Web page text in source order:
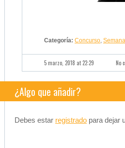
Categoría: Concurso,
5 marzo, 2018 at 22:29 No
¿Algo que añadir?
Debes estar registrado para dejar